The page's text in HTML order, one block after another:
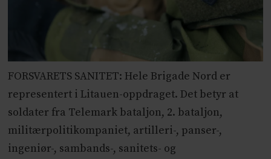
FORSVARETS SANITET: Hele Brigade Nord er
representert i Litauen-oppdraget. Det betyr at
soldater fra Telemark bataljon, 2. bataljon,
militærpolitikompaniet, artilleri-, panser-,
ingeniør-, sambands-, sanitets- og